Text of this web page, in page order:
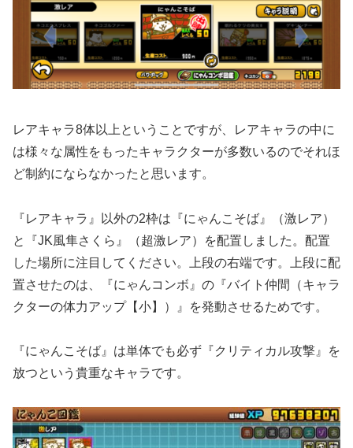
レアキャラ8体以上ということですが、レアキャラの中に
は様々な属性をもったキャラクターが多数いるのでそれほ
ど制約にならなかったと思います。
『レアキャラ』以外の2枠は『にゃんこそば』（激レア）
と『JK風隼さくら』（超激レア）を配置しました。配置
した場所に注目してください。上段の右端です。上段に配
置させたのは、『にゃんコンボ』の『バイト仲間（キャラ
クターの体力アップ【小】）』を発動させるためです。
『にゃんこそば』は単体でも必ず『クリティカル攻撃』を
放つという貴重なキャラです。